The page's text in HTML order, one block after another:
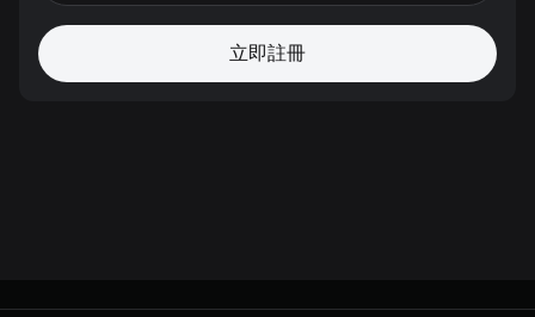
立即註冊